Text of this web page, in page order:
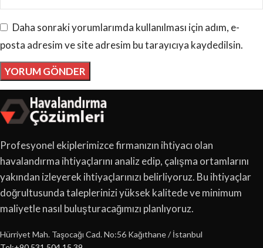
Daha sonraki yorumlarımda kullanılması için adım, e-
posta adresim ve site adresim bu tarayıcıya kaydedilsin.
Profesyonel ekiplerimizce firmanızın ihtiyacı olan
havalandırma ihtiyaçlarını analiz edip, çalışma ortamlarını
yakından izleyerek ihtiyaçlarınızı belirliyoruz. Bu ihtiyaçlar
doğrultusunda taleplerinizi yüksek kalitede ve minimum
maliyetle nasıl buluşturacağımızı planlıyoruz.
Hürriyet Mah. Taşocağı Cad. No:56 Kağıthane / İstanbul